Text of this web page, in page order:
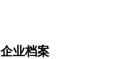
企业档案